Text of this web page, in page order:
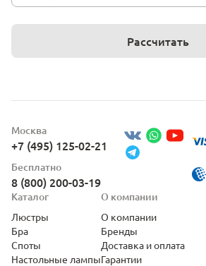
Рассчитать
Москва
+7 (495) 125-02-21
Бесплатно
8 (800) 200-03-19
Каталог
Люстры
Бра
Споты
Настольные лампы
О компании
О компании
Бренды
Доставка и оплата
Гарантии